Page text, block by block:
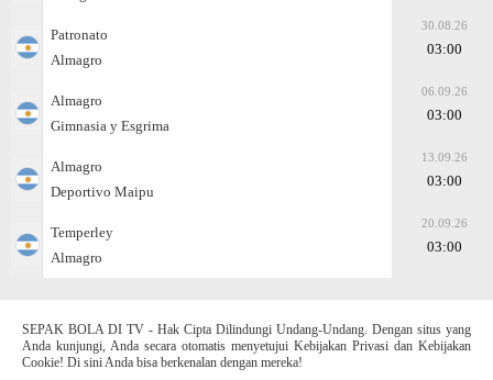
Patronato
Almagro
30.08.26
03:00
Almagro
Gimnasia y Esgrima
06.09.26
03:00
Almagro
Deportivo Maipu
13.09.26
03:00
Temperley
Almagro
20.09.26
03:00
SEPAK BOLA DI TV - Hak Cipta Dilindungi Undang-Undang. Dengan situs yang
Anda kunjungi, Anda secara otomatis menyetujui Kebijakan Privasi dan Kebijakan
Cookie! Di sini Anda bisa berkenalan dengan mereka!